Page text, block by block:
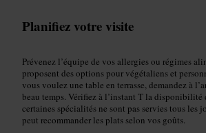
Planifiez votre visite
Prévenez l’équipe de vos allergies ou régimes
proposent des options pour végétaliens et
vous voulez une table en terrasse, demandez à
beau temps. Vérifiez à l’instant T la disponibilité
certaines spécialités ne sont pas servies tous les
peut recommander les plats selon vos goûts.